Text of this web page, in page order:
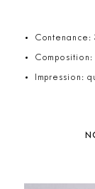
Contenance:
Composition:
Impression: